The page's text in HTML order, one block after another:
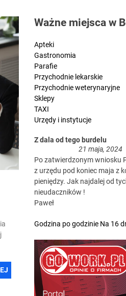
„Ciebie”, zanim poznają Twoją
pomaga podjąć decyzję
KSeF dla firm?
Ważne miejsca w
Apteki
Gastronomia
Parafie
Przychodnie lekarskie
Przychodnie weterynaryjne
Sklepy
TAXI
Urzędy i instytucje
Z dala od tego burdelu
21 maja, 2024
Po zatwierdzonym wniosku
z urzędu pod koniec maja z
pieniędzy. Jak najdalej od
nieudaczników !
Paweł
Godzina po godzinie Na 16